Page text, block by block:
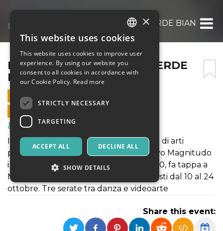
FESTIVAL CRE_AZIONI – VERDE BIANCO
FESTIVAL CRE_AZIONI – VERDE
BIANCO ROSSO
24 OCTOBER 2021 - 20:00
ONLINE SALES ENDED
Music, Live Events, Clubs
Il Festival Cre_Azioni, festival itinerante di arti
performative, organizzato dal Collettivo Magnitudo
in collaborazione con Arti Sinespazio 3.0, fa tappa a
Molfetta, presso la Cittadella Degli Artisti dal 10 al 24
ottobre. Tre serate tra danza e videoarte
Share this event:
ITALIAN
ENGLISH
SPANISH
×
This website uses cookies
This website uses cookies to improve user
experience. By using our website you
consent to all cookies in accordance with
our Cookie Policy. Read more
STRICTLY NECESSARY
TARGETING
ACCEPT ALL DECLINE ALL
SHOW DETAILS
Strictly necessary cookies allow core website
functionality such as user login and account